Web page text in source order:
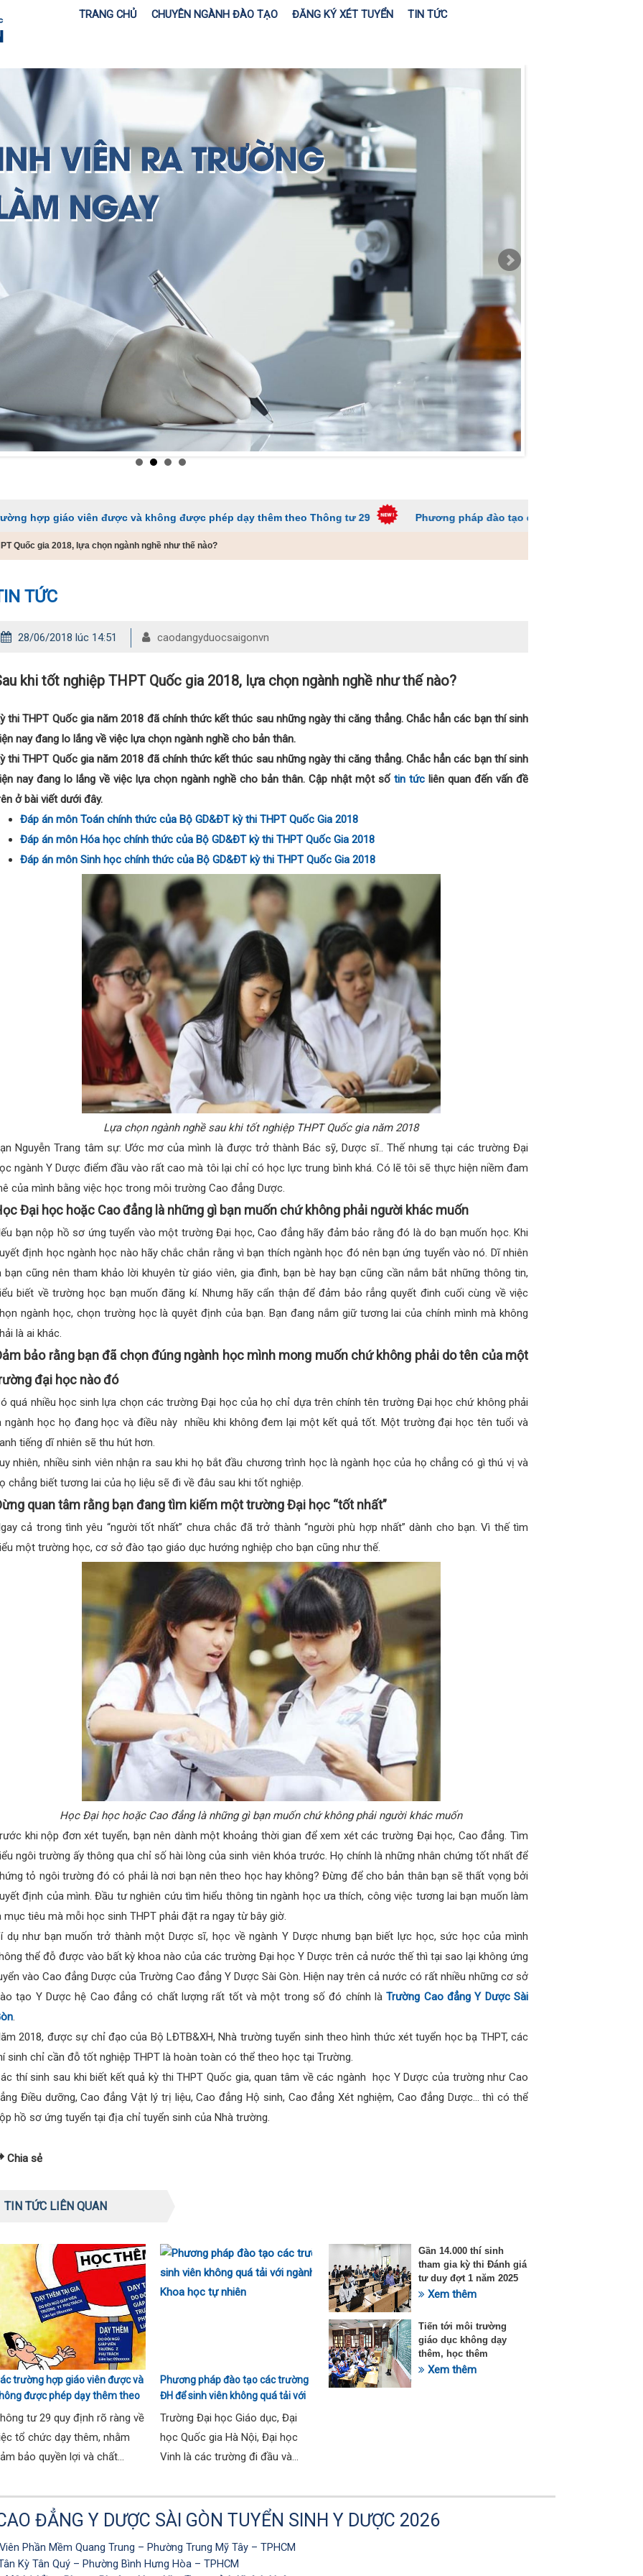
TRANG CHỦ CHUYÊN NGÀNH ĐÀO TẠO ĐĂNG KÝ XÉT TUYỂN TIN TỨC
viên được và không được phép dạy thêm theo Thông tư 29 Phương pháp đào tạo các trường ĐH để sinh viên không
Quốc gia 2018, lựa chọn ngành nghề như thế nào?
TỨC
28/06/2018 lúc 14:51 caodangyduocsaigonvn
khi tốt nghiệp THPT Quốc gia 2018, lựa chọn ngành nghề như thế nào?
thi THPT Quốc gia năm 2018 đã chính thức kết thúc sau những ngày thi căng thẳng. Chắc hẳn các bạn thí sinh
nay đang lo lắng về việc lựa chọn ngành nghề cho bản thân.
thi THPT Quốc gia năm 2018 đã chính thức kết thúc sau những ngày thi căng thẳng. Chắc hẳn các bạn thí sinh
nay đang lo lắng về việc lựa chọn ngành nghề cho bản thân. Cập nhật một số tin tức liên quan đến vấn đề
ở bài viết dưới đây.
Đáp án môn Toán chính thức của Bộ GD&ĐT kỳ thi THPT Quốc Gia 2018
Đáp án môn Hóa học chính thức của Bộ GD&ĐT kỳ thi THPT Quốc Gia 2018
Đáp án môn Sinh học chính thức của Bộ GD&ĐT kỳ thi THPT Quốc Gia 2018
Lựa chọn ngành nghề sau khi tốt nghiệp THPT Quốc gia năm 2018
Nguyễn Trang tâm sự: Ước mơ của mình là được trở thành Bác sỹ, Dược sĩ.. Thế nhưng tại các trường Đại
ngành Y Dược điểm đầu vào rất cao mà tôi lại chỉ có học lực trung bình khá. Có lẽ tôi sẽ thực hiện niềm đam
của mình bằng việc học trong môi trường Cao đẳng Dược.
Đại học hoặc Cao đẳng là những gì bạn muốn chứ không phải người khác muốn
bạn nộp hồ sơ ứng tuyển vào một trường Đại học, Cao đẳng hãy đảm bảo rằng đó là do bạn muốn học. Khi
định học ngành học nào hãy chắc chắn rằng vì bạn thích ngành học đó nên bạn ứng tuyển vào nó. Dĩ nhiên
bạn cũng nên tham khảo lời khuyên từ giáo viên, gia đình, bạn bè hay bạn cũng cần nắm bắt những thông tin,
biết về trường học bạn muốn đăng kí. Nhưng hãy cẩn thận để đảm bảo rẳng quyết đinh cuối cùng về việc
ngành học, chọn trường học là quyêt định của bạn. Bạn đang nắm giữ tương lai của chính mình mà không
là ai khác.
bảo rằng bạn đã chọn đúng ngành học mình mong muốn chứ không phải do tên của một
đại học nào đó
quá nhiều học sinh lựa chọn các trường Đại học của họ chỉ dựa trên chính tên trường Đại học chứ không phải
ngành học họ đang học và điều này nhiều khi không đem lại một kết quả tốt. Một trường đại học tên tuổi và
tiếng dĩ nhiên sẽ thu hút hơn.
nhiên, nhiều sinh viên nhận ra sau khi họ bắt đầu chương trình học là ngành học của họ chẳng có gì thú vị và
chẳng biết tương lai của họ liệu sẽ đi về đâu sau khi tốt nghiệp.
quan tâm rằng bạn đang tìm kiếm một trường Đại học “tốt nhất”
cả trong tình yêu “người tốt nhất” chưa chắc đã trở thành “người phù hợp nhất” dành cho bạn. Vì thế tìm
một trường học, cơ sở đào tạo giáo dục hướng nghiệp cho bạn cũng như thế.
Học Đại học hoặc Cao đẳng là những gì bạn muốn chứ không phải người khác muốn
khi nộp đơn xét tuyển, bạn nên dành một khoảng thời gian để xem xét các trường Đại học, Cao đẳng. Tìm
ngôi trường ấy thông qua chỉ số hài lòng của sinh viên khóa trước. Họ chính là những nhân chứng tốt nhất để
tỏ ngôi trường đó có phải là nơi bạn nên theo học hay không? Đừng để cho bản thân bạn sẽ thất vọng bởi
định của mình. Đầu tư nghiên cứu tìm hiểu thông tin ngành học ưa thích, công việc tương lai bạn muốn làm
mục tiêu mà mỗi học sinh THPT phải đặt ra ngay từ bây giờ.
dụ như bạn muốn trở thành một Dược sĩ, học về ngành Y Dược nhưng bạn biết lực học, sức học của mình
thể đỗ được vào bất kỳ khoa nào của các trường Đại học Y Dược trên cả nước thế thì tại sao lại không ứng
vào Cao đẳng Dược của Trường Cao đẳng Y Dược Sài Gòn. Hiện nay trên cả nước có rất nhiều những cơ sở
tạo Y Dược hệ Cao đẳng có chất lượng rất tốt và một trong số đó chính làTrường Cao đẳng Y Dược Sài
2018, được sự chỉ đạo của Bộ LĐTB&XH, Nhà trường tuyển sinh theo hình thức xét tuyển học bạ THPT, các
sinh chỉ cần đỗ tốt nghiệp THPT là hoàn toàn có thể theo học tại Trường.
thí sinh sau khi biết kết quả kỳ thi THPT Quốc gia, quan tâm về các ngành học Y Dược của trường như Cao
Điều dưỡng, Cao đẳng Vật lý trị liệu, Cao đẳng Hộ sinh, Cao đẳng Xét nghiệm, Cao đẳng Dược… thì có thể
hồ sơ ứng tuyển tại địa chỉ tuyển sinh của Nhà trường.
Chia sẻ
TIN TỨC LIÊN QUAN
trường hợp giáo viên được và
được phép dạy thêm theo
tư 29
tư 29 quy định rõ ràng về
tổ chức dạy thêm, nhằm
bảo quyền lợi và chất...
Phương pháp đào tạo các trường
ĐH để sinh viên không quá tải với
ngành Sư phạm Khoa học tự
Trường Đại học Giáo dục, Đại
học Quốc gia Hà Nội, Đại học
Vinh là các trường đi đầu và...
Gần 14.000 thí sinh
tham gia kỳ thi Đánh giá
tư duy đợt 1 năm 2025
Xem thêm
Tiến tới môi trường
giáo dục không dạy
thêm, học thêm
Xem thêm
ĐẲNG Y DƯỢC SÀI GÒN TUYỂN SINH Y DƯỢC 2026
Phần Mềm Quang Trung – Phường Trung Mỹ Tây – TPHCM
Kỳ Tân Quý – Phường Bình Hưng Hòa – TPHCM